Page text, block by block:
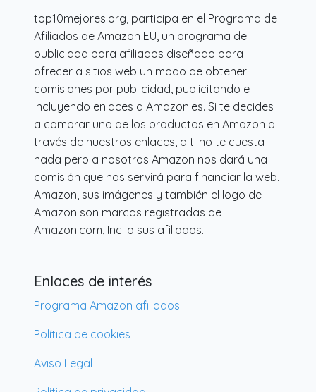
top10mejores.org, participa en el Programa de
Afiliados de Amazon EU, un programa de
publicidad para afiliados diseñado para
ofrecer a sitios web un modo de obtener
comisiones por publicidad, publicitando e
incluyendo enlaces a Amazon.es. Si te decides
a comprar uno de los productos en Amazon a
través de nuestros enlaces, a ti no te cuesta
nada pero a nosotros Amazon nos dará una
comisión que nos servirá para financiar la web.
Amazon, sus imágenes y también el logo de
Amazon son marcas registradas de
Amazon.com, Inc. o sus afiliados.
Enlaces de interés
Programa Amazon afiliados
Política de cookies
Aviso Legal